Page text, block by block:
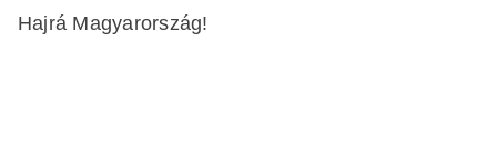
Hajrá Magyarország!